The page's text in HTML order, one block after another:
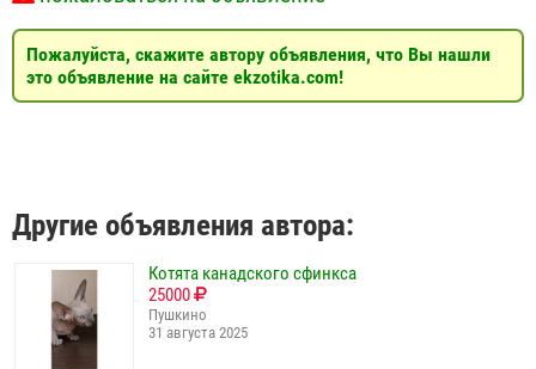
Пожалуйста, скажите автору объявления, что Вы нашли
это объявление на сайте ekzotika.com!
Другие объявления автора:
Котята канадского сфинкса
25000
Пушкино
31 августа 2025